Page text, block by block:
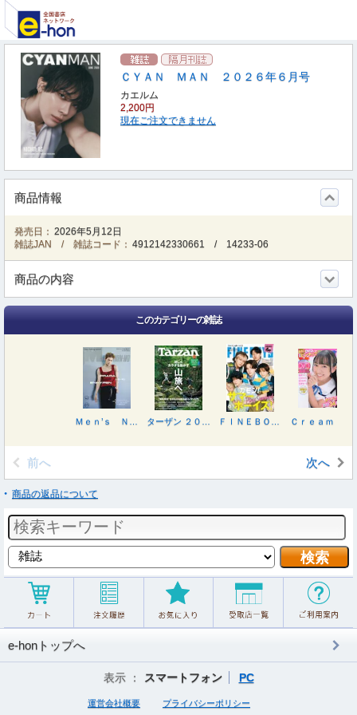
ＣＹＡＮ ＭＡＮ ２０２６年６月号
カエルム
2,200円
現在ご注文できません
商品情報
発売日： 2026年5月12日
雑誌JAN / 雑誌コード： 4912142330661 / 14233-06
商品の内容
このカテゴリーの雑誌
前へ 次へ
商品の返品について
e-honトップへ
表示 ： スマートフォン PC
運営会社概要 プライバシーポリシー